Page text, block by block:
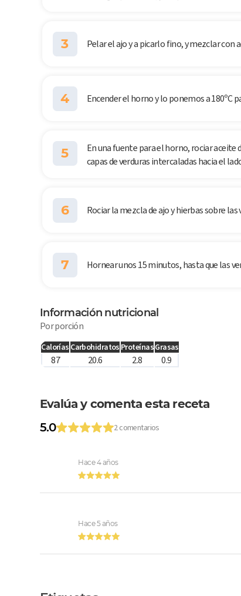
3 Pelar el ajo y a picarlo fino, y mezclar con
4 Encender el horno y lo ponemos a 180ºC
5
En una fuente para el horno, rociar aceite
capas de verduras intercaladas hacia el
6 Rociar la mezcla de ajo y hierbas sobre las
7 Hornear unos 15 minutos, hasta que las
Información nutricional
Por porción
Calorías Carbohidratos ProteínasGrasas
87 20.6 2.8 0.9
Evalúa y comenta esta receta
5.0
2 comentarios
Hace 4 años
Hace 5 años